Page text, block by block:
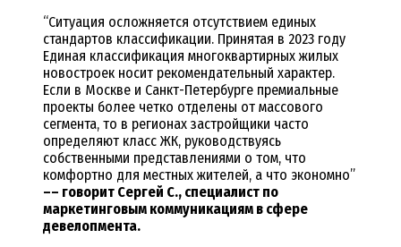
“Ситуация осложняется отсутствием единых
стандартов классификации. Принятая в 2023 году
Единая классификация многоквартирных жилых
новостроек носит рекомендательный характер.
Если в Москве и Санкт-Петербурге премиальные
проекты более четко отделены от массового
сегмента, то в регионах застройщики часто
определяют класс ЖК, руководствуясь
собственными представлениями о том, что
комфортно для местных жителей, а что экономно”
–– говорит Сергей С., специалист по
маркетинговым коммуникациям в сфере
девелопмента.